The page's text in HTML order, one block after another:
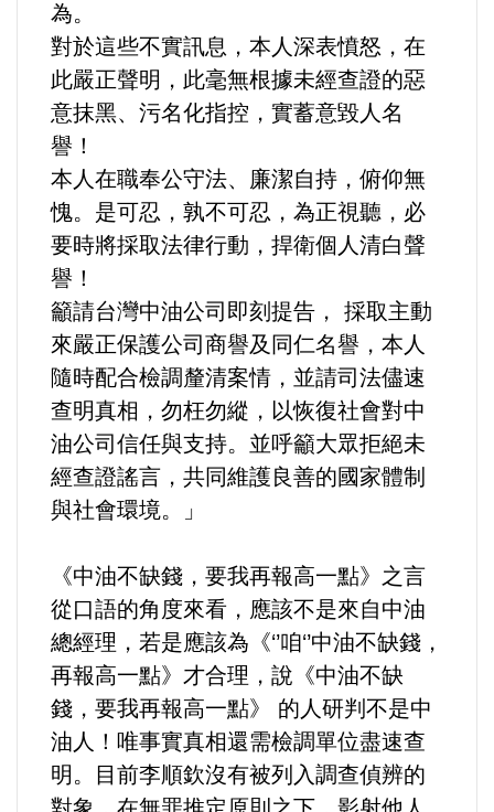
環境/資源/能源
交通運輸
中美台
正能量
餐飲美食
蔬/素食
法制/司法/監督
防災/救災
考試/監察
國安/國防/外交
自然/地理/景觀/地球
都市發展與都市建設
為。
對於這些不實訊息，本⼈深表憤怒，在
此嚴正聲明，此毫無根據未經查證的惡
意抹⿊、污名化指控，實蓄意毀⼈名
譽！
本⼈在職奉公守法、廉潔⾃持，俯仰無
愧。是可忍，孰不可忍，為正視聽，必
要時將採取法律⾏動，捍衛個⼈清⽩聲
譽！
籲請台灣中油公司即刻提告， 採取主動
來嚴正保護公司商譽及同仁名譽，本人
隨時配合檢調釐清案情，並請司法儘速
查明真相，勿枉勿縱，以恢復社會對中
油公司信任與⽀持。並呼籲⼤眾拒絕未
經查證謠⾔，共同維護良善的國家體制
與社會環境。」
《中油不缺錢，要我再報高一點》之言
從口語的角度來看，應該不是來自中油
總經理，若是應該為《‘’咱‘’中油不缺錢，
再報高一點》才合理，說《中油不缺
錢，要我再報高一點》 的人研判不是中
油人！唯事實真相還需檢調單位盡速查
明。目前李順欽沒有被列入調查偵辨的